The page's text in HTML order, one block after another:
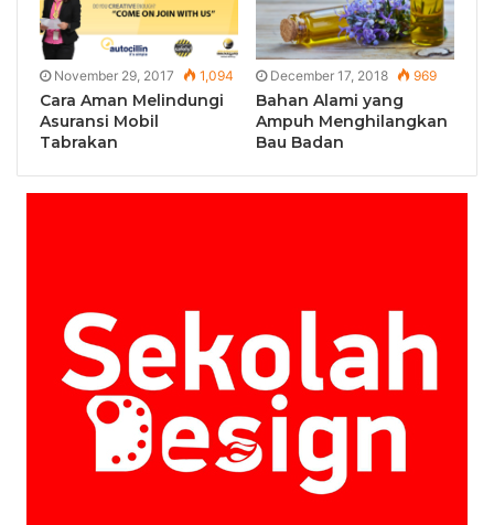
November 29, 2017 1,094
Cara Aman Melindungi
Asuransi Mobil
Tabrakan
December 17, 2018 969
Bahan Alami yang
Ampuh Menghilangkan
Bau Badan